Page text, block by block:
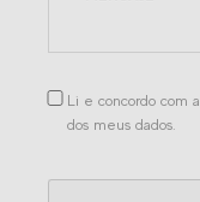
Li e concordo com a
dos meus dados.